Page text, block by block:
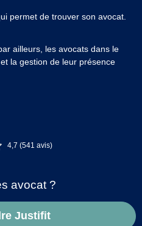
permet de trouver son avocat.
ailleurs, les avocats dans le
la gestion de leur présence
4,7 (541 avis)
avocat ?
Justifit